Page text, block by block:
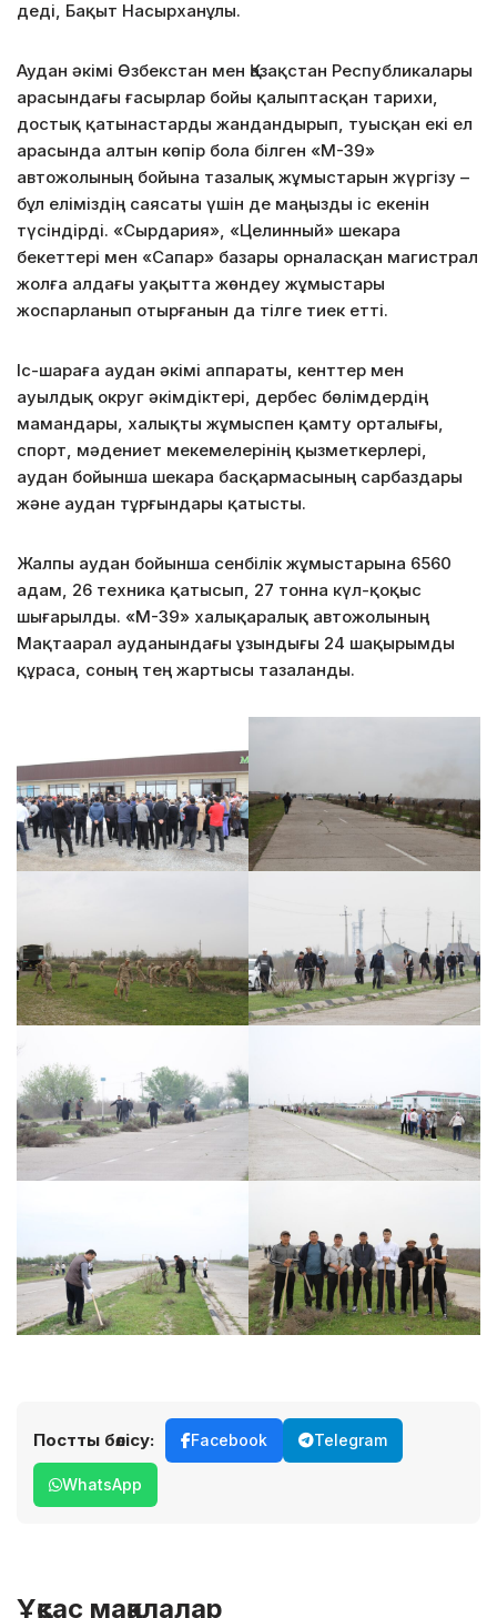
деді, Бақыт Насырханұлы.
Аудан әкімі Өзбекстан мен Қазақстан Республикалары
арасындағы ғасырлар бойы қалыптасқан тарихи,
достық қатынастарды жандандырып, туысқан екі ел
арасында алтын көпір бола білген «М-39»
автожолының бойына тазалық жұмыстарын жүргізу –
бұл еліміздің саясаты үшін де маңызды іс екенін
түсіндірді. «Сырдария», «Целинный» шекара
бекеттері мен «Сапар» базары орналасқан магистрал
жолға алдағы уақытта жөндеу жұмыстары
жоспарланып отырғанын да тілге тиек етті.
Іс-шараға аудан әкімі аппараты, кенттер мен
ауылдық округ әкімдіктері, дербес бөлімдердің
мамандары, халықты жұмыспен қамту орталығы,
спорт, мәдениет мекемелерінің қызметкерлері,
аудан бойынша шекара басқармасының сарбаздары
және аудан тұрғындары қатысты.
Жалпы аудан бойынша сенбілік жұмыстарына 6560
адам, 26 техника қатысып, 27 тонна күл-қоқыс
шығарылды. «М-39» халықаралық автожолының
Мақтаарал ауданындағы ұзындығы 24 шақырымды
құраса, соның тең жартысы тазаланды.
Постты бөлісу: Facebook Telegram
WhatsApp
Ұқсас мақалалар